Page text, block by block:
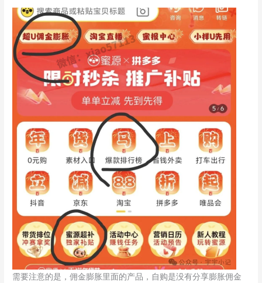
需要注意的是，佣金膨胀里面的产品，自购是没有分享膨胀佣金